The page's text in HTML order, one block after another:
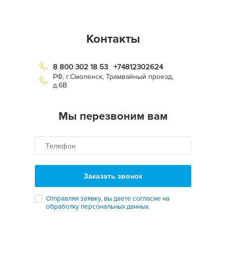
Контакты
8 800 302 18 53 +74812302624
РФ, г.Смоленск, Трамвайный проезд,
д.6В
Мы перезвоним вам
Заказать звонок
Отправляя заявку, вы даете согласие на
обработку персональных данных.